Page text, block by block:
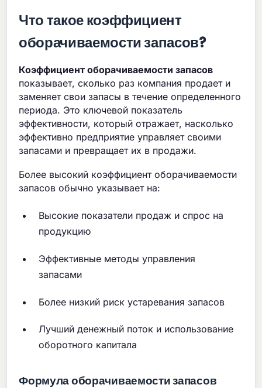
Что такое коэффициент
оборачиваемости запасов?
Коэффициент оборачиваемости запасов
показывает, сколько раз компания продает и
заменяет свои запасы в течение определенного
периода. Это ключевой показатель
эффективности, который отражает, насколько
эффективно предприятие управляет своими
запасами и превращает их в продажи.
Более высокий коэффициент оборачиваемости
запасов обычно указывает на:
Высокие показатели продаж и спрос на
продукцию
Эффективные методы управления
запасами
Более низкий риск устаревания запасов
Лучший денежный поток и использование
оборотного капитала
Формула оборачиваемости запасов